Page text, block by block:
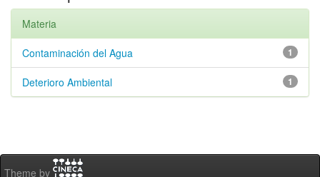
Materia
1
Contaminación del Agua
1
Deterioro Ambiental
Theme by